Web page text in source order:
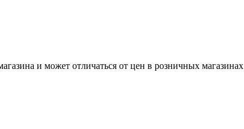
и может отличаться от цен в розничных магазинах